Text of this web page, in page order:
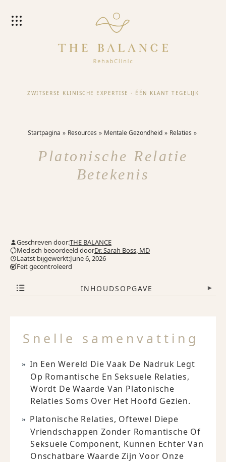
ZWITSERSE KLINISCHE EXPERTISE · ÉÉN KLANT TEGELIJK
Startpagina Resources Mentale Gezondheid Relaties
Platonische Relatie
Betekenis
Geschreven door:THE BALANCE
Medisch beoordeeld doorDr. Sarah Boss, MD
Laatst bijgewerkt:June 6, 2026
Feit gecontroleerd
INHOUDSOPGAVE ▾
Snelle samenvatting
In Een Wereld Die Vaak De Nadruk Legt
Op Romantische En Seksuele Relaties,
Wordt De Waarde Van Platonische
Relaties Soms Over Het Hoofd Gezien.
Platonische Relaties, Oftewel Diepe
Vriendschappen Zonder Romantische Of
Seksuele Component, Kunnen Echter Van
Onschatbare Waarde Zijn Voor Onze